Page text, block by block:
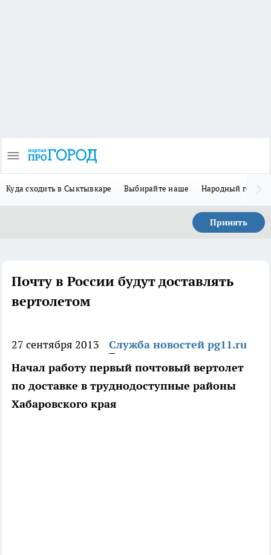
Куда сходить в Сыктывкаре Выбирайте наше Народный герой
Принять
Почту в России будут доставлять
вертолетом
27 сентября 2013
Служба новостей pg11.ru
Начал работу первый почтовый вертолет
по доставке в труднодоступные районы
Хабаровского края